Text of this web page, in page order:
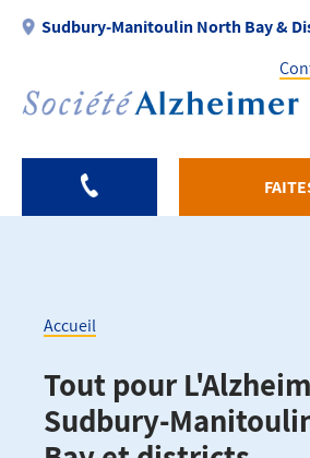
Aller
principal
Sudbury-Manitoulin North Bay &
-
Fr
-
Fil
d'Ariane
Accueil
Tout pour
Sudbury-